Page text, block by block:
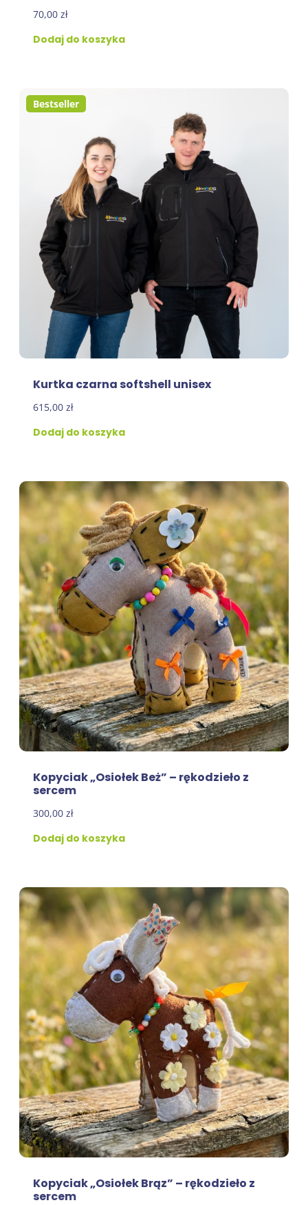
70,00 zł
Dodaj do koszyka
Bestseller
Kurtka czarna softshell unisex
615,00 zł
Dodaj do koszyka
Kopyciak „Osiołek Beż” – rękodzieło z
sercem
300,00 zł
Dodaj do koszyka
Kopyciak „Osiołek Brąz” – rękodzieło z
sercem